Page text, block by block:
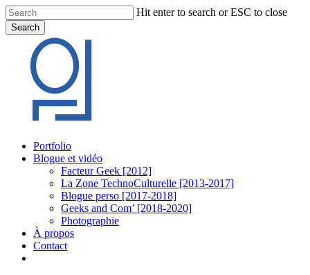
Skip
to
main
content
Hit enter to search or ESC to close
Search
Search
Menu
Portfolio
Blogue et vidéo
Facteur Geek [2012]
La Zone TechnoCulturelle [2013-2017]
Blogue perso [2017-2018]
Geeks and Com’ [2018-2020]
Photographie
À propos
Contact